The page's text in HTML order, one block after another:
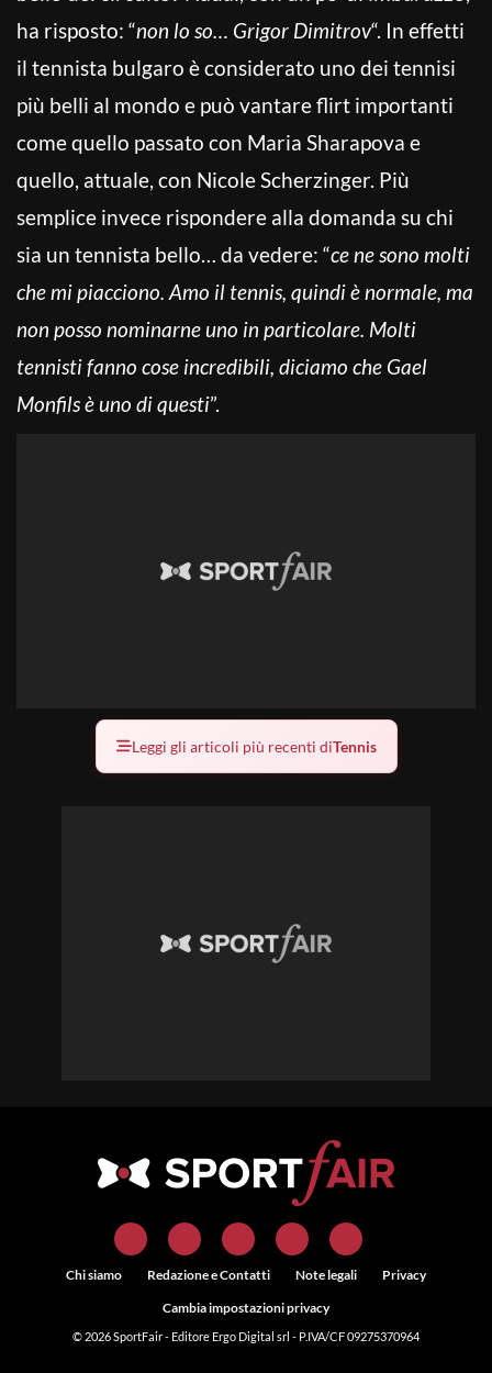
ha risposto: “non lo so… Grigor Dimitrov“. In effetti
il tennista bulgaro è considerato uno dei tennisi
più belli al mondo e può vantare flirt importanti
come quello passato con Maria Sharapova e
quello, attuale, con Nicole Scherzinger. Più
semplice invece rispondere alla domanda su chi
sia un tennista bello… da vedere: “ce ne sono molti
che mi piacciono. Amo il tennis, quindi è normale, ma
non posso nominarne uno in particolare. Molti
tennisti fanno cose incredibili, diciamo che Gael
Monfils è uno di questi”.
Leggi gli articoli più recenti diTennis
Chi siamo Redazione e Contatti Note legali
Privacy
Cambia impostazioni privacy
© 2026SportFair- Editore Ergo Digital srl - P.IVA/CF 09275370964